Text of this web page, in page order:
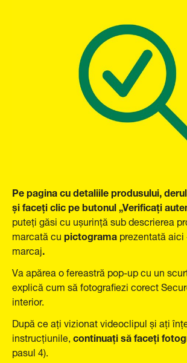
Pe pagina cu detaliile produsului,
și faceți clic pe butonul „Verificați
puteți găsi cu ușurință sub descrierea
marcată cupictogramaprezentată
marcaj.
Va apărea o fereastră pop-up cu un
explică cum să fotografiezi corect
interior.
După ce ați vizionat videoclipul și ați
instrucțiunile,continuați să faceți
pasul 4).